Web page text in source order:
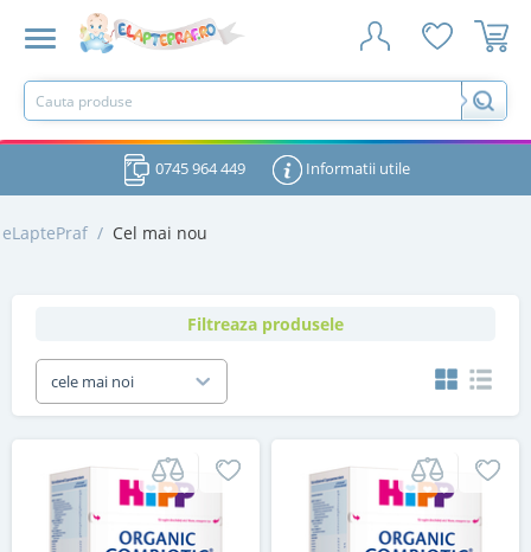
0745 964 449 Informatii utile
eLaptePraf / Cel mai nou
Filtreaza produsele
cele mai noi